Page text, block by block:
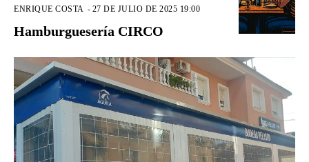
ENRIQUE COSTA - 27 DE JULIO DE 2025 19:00
Hamburguesería CIRCO